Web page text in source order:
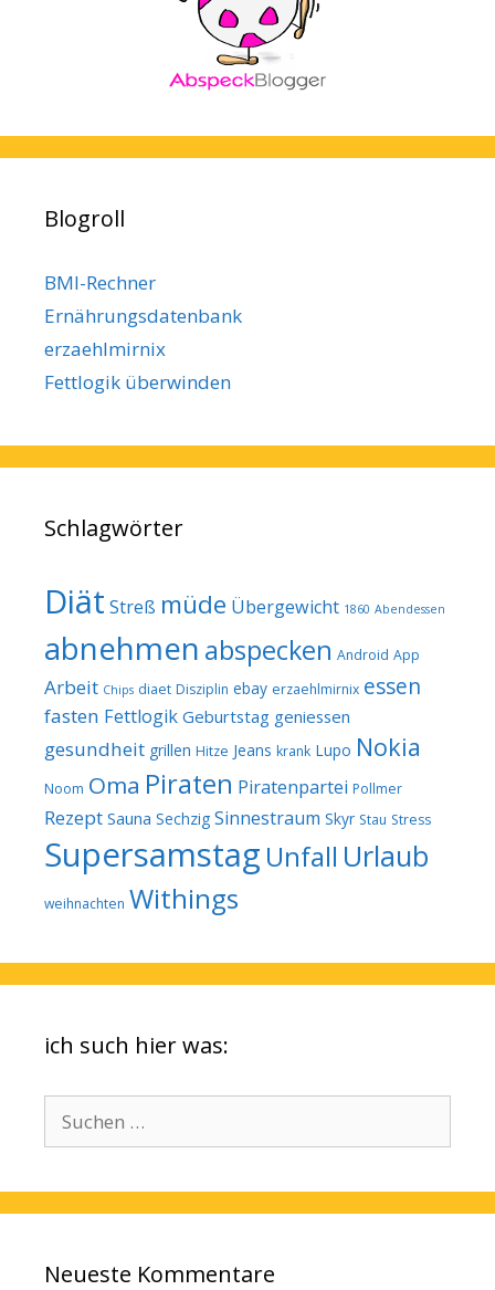
Blogroll
BMI-Rechner
Ernährungsdatenbank
erzaehlmirnix
Fettlogik überwinden
Schlagwörter
Diät Streß müde Übergewicht 1860 Abendessen
abnehmen abspecken Android App
Arbeit Chips diaet Disziplin ebay erzaehlmirnix essen
fasten Fettlogik Geburtstag geniessen
gesundheit grillen Hitze Jeans krank Lupo Nokia
Noom Oma Piraten Piratenpartei Pollmer
Rezept Sauna Sechzig Sinnestraum Skyr Stau Stress
Supersamstag Unfall Urlaub
weihnachten Withings
ich such hier was:
nach:
Neueste Kommentare